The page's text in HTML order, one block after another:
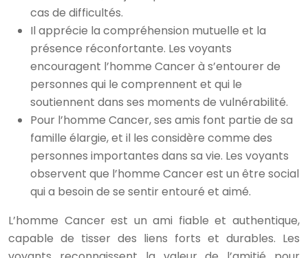
cas de difficultés.
Il apprécie la compréhension mutuelle et la
présence réconfortante. Les voyants
encouragent l’homme Cancer à s’entourer de
personnes qui le comprennent et qui le
soutiennent dans ses moments de vulnérabilité.
Pour l’homme Cancer, ses amis font partie de sa
famille élargie, et il les considère comme des
personnes importantes dans sa vie. Les voyants
observent que l’homme Cancer est un être social
qui a besoin de se sentir entouré et aimé.
L’homme Cancer est un ami fiable et authentique,
capable de tisser des liens forts et durables. Les